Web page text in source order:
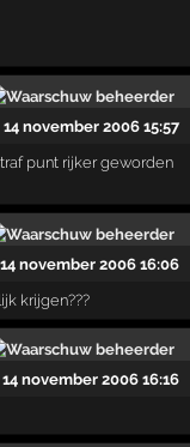
14 november 2006 15:57
punt rijker geworden
14 november 2006 16:06
krijgen???
14 november 2006 16:16